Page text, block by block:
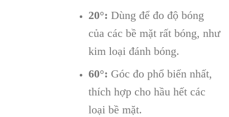
20°: Dùng để đo độ bóng
của các bề mặt rất bóng, như
kim loại đánh bóng.
60°: Góc đo phổ biến nhất,
thích hợp cho hầu hết các
loại bề mặt.